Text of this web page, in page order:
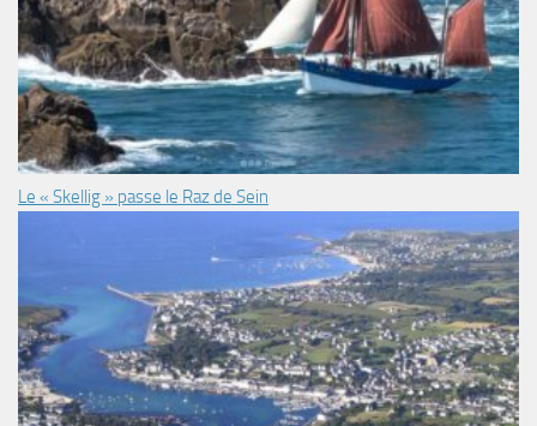
Le « Skellig » passe le Raz de Sein